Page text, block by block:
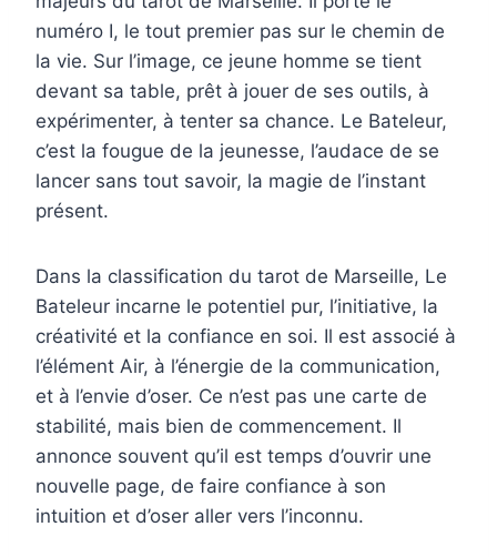
numéro I, le tout premier pas sur le chemin de
la vie. Sur l’image, ce jeune homme se tient
devant sa table, prêt à jouer de ses outils, à
expérimenter, à tenter sa chance. Le Bateleur,
c’est la fougue de la jeunesse, l’audace de se
lancer sans tout savoir, la magie de l’instant
présent.
Dans la classification du tarot de Marseille, Le
Bateleur incarne le potentiel pur, l’initiative, la
créativité et la confiance en soi. Il est associé à
l’élément Air, à l’énergie de la communication,
et à l’envie d’oser. Ce n’est pas une carte de
stabilité, mais bien de commencement. Il
annonce souvent qu’il est temps d’ouvrir une
nouvelle page, de faire confiance à son
intuition et d’oser aller vers l’inconnu.